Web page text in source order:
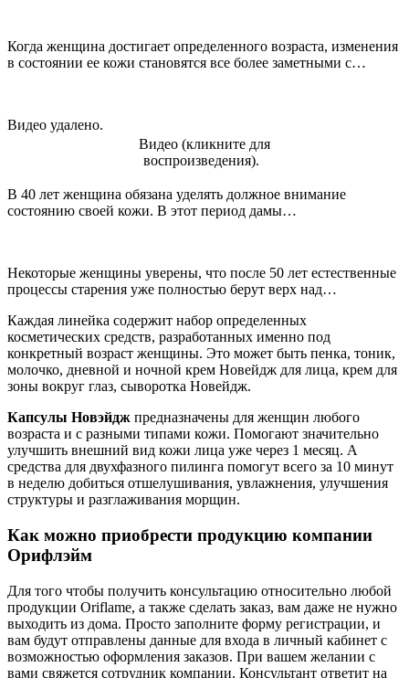
Когда женщина достигает определенного возраста, изменения
в состоянии ее кожи становятся все более заметными с…
Видео удалено.
Видео (кликните для
воспроизведения).
В 40 лет женщина обязана уделять должное внимание
состоянию своей кожи. В этот период дамы…
Некоторые женщины уверены, что после 50 лет естественные
процессы старения уже полностью берут верх над…
Каждая линейка содержит набор определенных
косметических средств, разработанных именно под
конкретный возраст женщины. Это может быть пенка, тоник,
молочко, дневной и ночной крем Новейдж для лица, крем для
зоны вокруг глаз, сыворотка Новейдж.
Капсулы Новэйдж предназначены для женщин любого
возраста и с разными типами кожи. Помогают значительно
улучшить внешний вид кожи лица уже через 1 месяц. А
средства для двухфазного пилинга помогут всего за 10 минут
в неделю добиться отшелушивания, увлажнения, улучшения
структуры и разглаживания морщин.
Как можно приобрести продукцию компании
Орифлэйм
Для того чтобы получить консультацию относительно любой
продукции Oriflame, а также сделать заказ, вам даже не нужно
выходить из дома. Просто заполните форму регистрации, и
вам будут отправлены данные для входа в личный кабинет с
возможностью оформления заказов. При вашем желании с
вами свяжется сотрудник компании. Консультант ответит на